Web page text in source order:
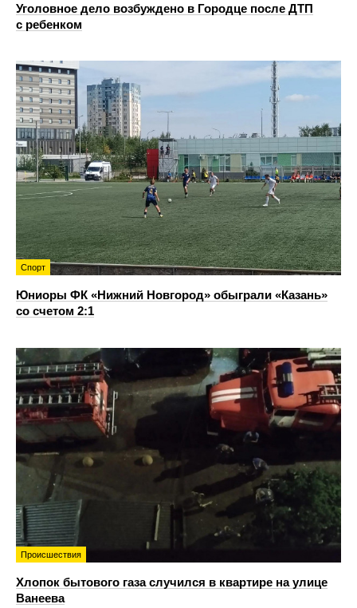
Уголовное дело возбуждено в Городце после ДТП
с ребенком
Спорт
Юниоры ФК «Нижний Новгород» обыграли «Казань»
со счетом 2:1
Происшествия
Хлопок бытового газа случился в квартире на улице
Ванеева